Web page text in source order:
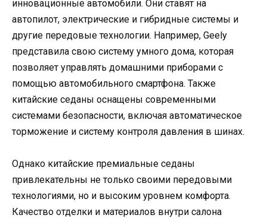
инновационные автомобили. Они ставят на
автопилот, электрические и гибридные системы и
другие передовые технологии. Например, Geely
представила свою систему умного дома, которая
позволяет управлять домашними приборами с
помощью автомобильного смартфона. Также
китайские седаны оснащены современными
системами безопасности, включая автоматическое
торможение и систему контроля давления в шинах.
Однако китайские премиальные седаны
привлекательны не только своими передовыми
технологиями, но и высоким уровнем комфорта.
Качество отделки и материалов внутри салона